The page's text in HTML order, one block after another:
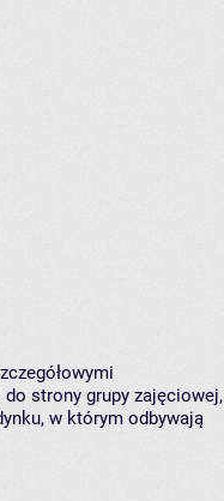
strony grupy zajęciowej,
w którym odbywają